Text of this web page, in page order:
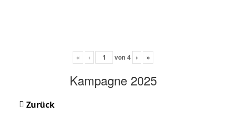
« ‹ von 4 › »
Kampagne 2025
Zurück